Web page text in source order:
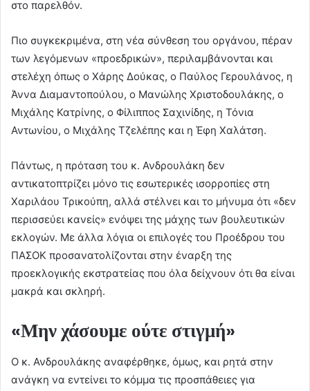
στο παρελθόν.
Πιο συγκεκριμένα, στη νέα σύνθεση του οργάνου, πέραν
των λεγόμενων «προεδρικών», περιλαμβάνονται και
στελέχη όπως ο Χάρης Δούκας, ο Παύλος Γερουλάνος, η
Άννα Διαμαντοπούλου, ο Μανώλης Χριστοδουλάκης, ο
Μιχάλης Κατρίνης, ο Φίλιππος Σαχινίδης, η Τόνια
Αντωνίου, ο Μιχάλης Τζελέπης και η Έφη Χαλάτση.
Πάντως, η πρόταση του κ. Ανδρουλάκη δεν
αντικατοπτρίζει μόνο τις εσωτερικές ισορροπίες στη
Χαριλάου Τρικούπη, αλλά στέλνει και το μήνυμα ότι «δεν
περισσεύει κανείς» ενόψει της μάχης των βουλευτικών
εκλογών. Με άλλα λόγια οι επιλογές του Προέδρου του
ΠΑΣΟΚ προσανατολίζονται στην έναρξη της
προεκλογικής εκστρατείας που όλα δείχνουν ότι θα είναι
μακρά και σκληρή.
«Μην χάσουμε ούτε στιγμή»
Ο κ. Ανδρουλάκης αναφέρθηκε, όμως, και ρητά στην
ανάγκη να εντείνει το κόμμα τις προσπάθειες για